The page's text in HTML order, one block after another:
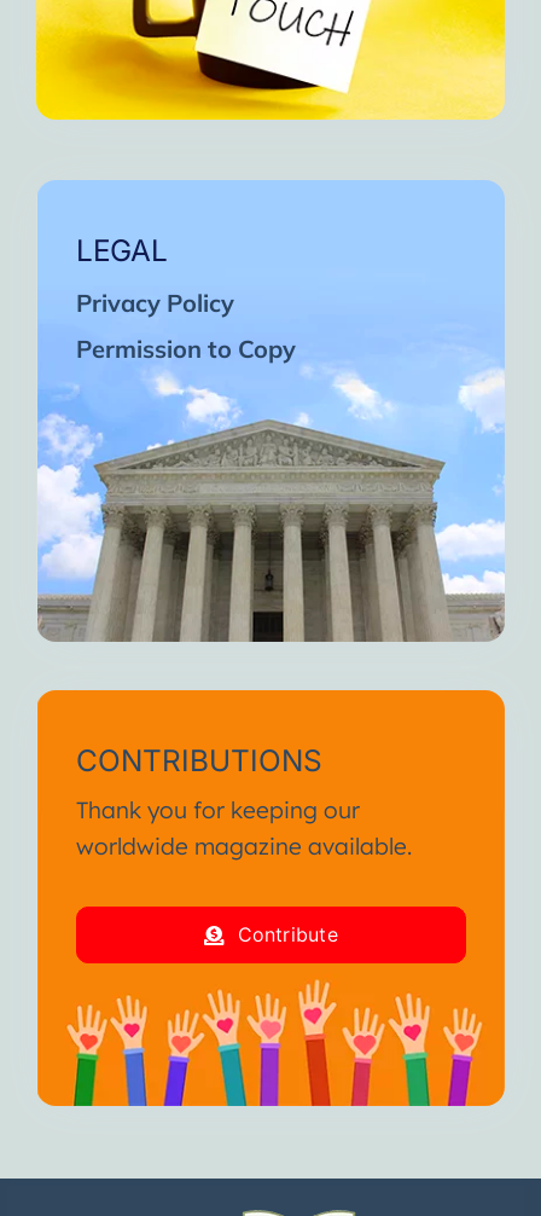
LEGAL
Privacy Policy
Permission to Copy
CONTRIBUTIONS
Thank you for keeping our
worldwide magazine available.
Contribute